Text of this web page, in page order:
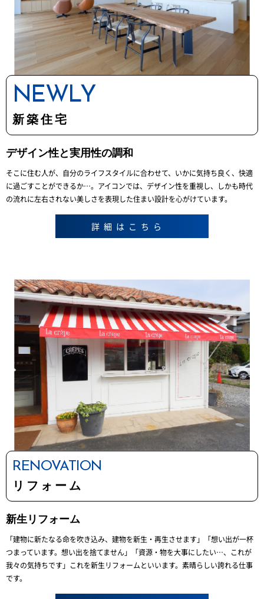
NEWLY
新築住宅
デザイン性と実用性の調和
そこに住む人が、自分のライフスタイルに合わせて、いかに気持ち良く、快適
に過ごすことができるか…。 アイコンでは、デザイン性を重視し、しかも時代
の流れに左右されない美しさを表現した住まい設計を心がけています。
詳細はこちら
RENOVATION
リフォーム
新生リフォーム
「建物に新たなる命を吹き込み、建物を新生・再生させます」
「想い出が一杯
つまっています。想い出を捨てません」
「資源・物を大事にしたい…、これが
我々の気持ちです」 これを新生リフォームといいます。素晴らしい誇れる仕事
です。